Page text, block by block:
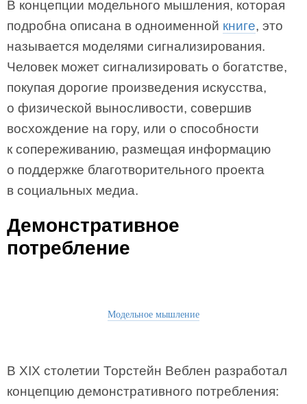
В концепции модельного мышления, которая
подробна описана в одноименной книге, это
называется моделями сигнализирования.
Человек может сигнализировать о богатстве,
покупая дорогие произведения искусства,
о физической выносливости, совершив
восхождение на гору, или о способности
к сопереживанию, размещая информацию
о поддержке благотворительного проекта
в социальных медиа.
Демонстративное
потребление
Модельное мышление
В XIX столетии Торстейн Веблен разработал
концепцию демонстративного потребления: